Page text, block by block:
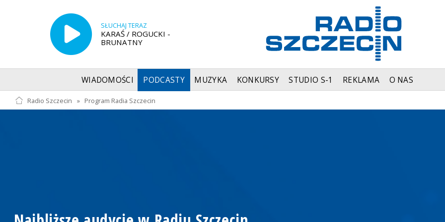
SŁUCHAJ TERAZ
KARAŚ / ROGUCKI -
BRUNATNY
WIADOMOŚCI PODCASTY MUZYKA KONKURSY STUDIO S-1 REKLAMA O NAS
Radio Szczecin » Program Radia Szczecin